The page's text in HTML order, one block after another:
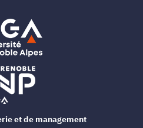
et de management